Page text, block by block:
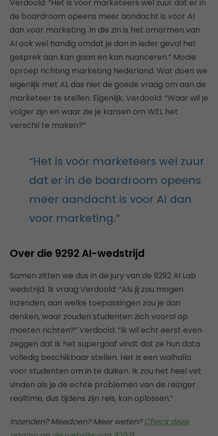
Verdoold: “Het is voor marketeers wel zuur dat er in
de boardroom opeens meer aandacht is voor AI
dan voor marketing. In die zin is het omarmen van
AI ook wel handig omdat je dan in ieder geval het
gesprek aan kan gaan en kan nuanceren.” Mooie
oproep richting marketing Nederland. Wat doen we
eigenlijk met AI, das niet de goede vraag om aan de
marketeer te stellen. Eigenlijk. Verdoold: “Waar wil je
volger zijn en waar zie je kansen om WEL het
verschil te maken?”
“Het is voor marketeers wel zuur
dat er in de boardroom opeens
meer aandacht is voor AI dan
voor marketing.”
Over die 9292 AI-wedstrijd
Samen zitten we dus in de jury van de 9292 AI Lab
wedstrijd. Ik vraag Verdoold: “Als jij zou mogen
inzenden, aan welke toepassingen zou je dan
denken, waar zouden studenten zich vooral op
moeten richten?” Verdoold: “Ik wil echt eerst even
zeggen dat ik het supergaaf vindt dat ze hun data
volledig beschikbaar stellen. Het is een walhalla
voor studenten om in te duiken. Ik zou het heel vet
vinden als je de echte problemen van de reiziger
realtime, dus tijdens zijn reis, kan oplossen.”
Inzenden? Meedoen? Meer weten?Check deze